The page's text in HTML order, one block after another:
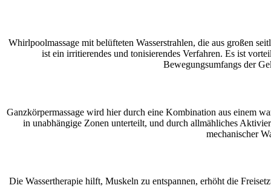
Whirlpoolmassage mit belüfteten Wasserstrahlen, die aus großen
ist ein irritierendes und tonisierendes Verfahren. Es ist
Bewegungsumfangs der
Ganzkörpermassage wird hier durch eine Kombination aus einem
in unabhängige Zonen unterteilt, und durch allmähliches
mechanischer
Die Wassertherapie hilft, Muskeln zu entspannen, erhöht die